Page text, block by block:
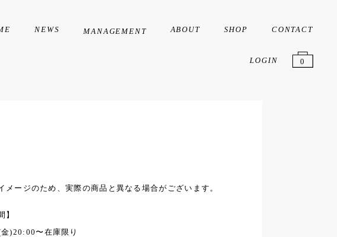
NEWS MANAGEMENT ABOUT SHOP CONTACT
LOGIN 0
メージのため、実際の商品と異なる場合がございます。
】
)20:00〜在庫限り